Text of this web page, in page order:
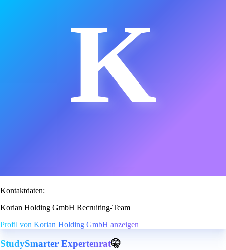
K
Kontaktdaten:
Korian Holding GmbH Recruiting-Team
Profil von Korian Holding GmbH anzeigen
StudySmarter Expertenrat🤫